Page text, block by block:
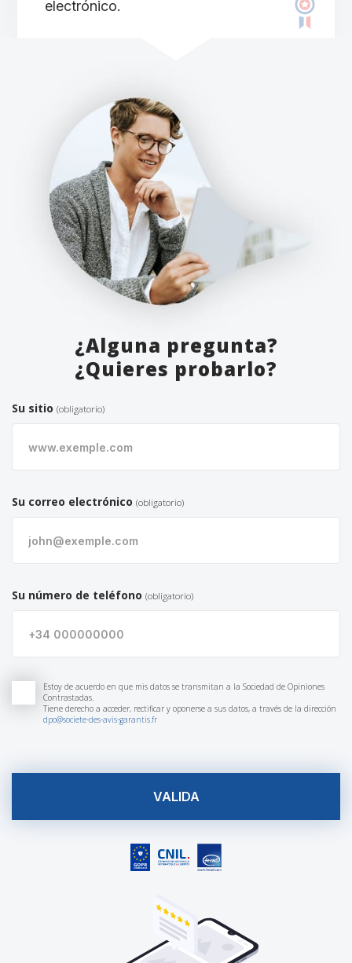
electrónico.
¿Alguna pregunta?
¿Quieres probarlo?
Su sitio (obligatorio)
Su correo electrónico (obligatorio)
Su número de teléfono (obligatorio)
Estoy de acuerdo en que mis datos se transmitan a la Sociedad de Opiniones
Contrastadas.
Tiene derecho a acceder, rectificar y oponerse a sus datos, a través de la dirección
dpo@societe-des-avis-garantis.fr
VALIDA